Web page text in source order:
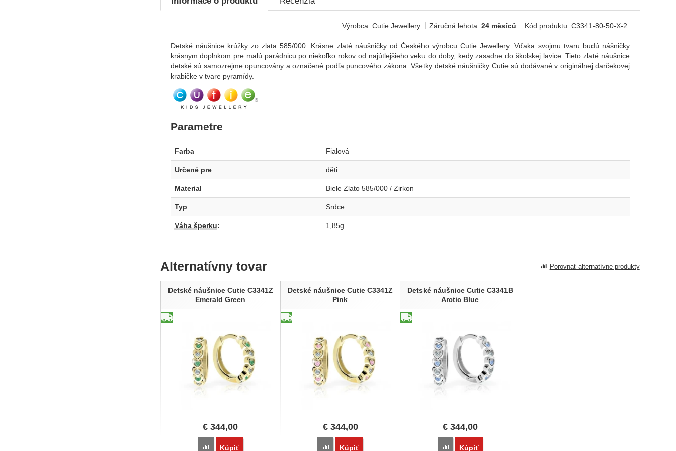
Výrobca: Cutie Jewellery Záručná lehota: 24 měsíců Kód produktu: C3341-80-50-X-2
Detské náušnice krúžky zo zlata 585/000. Krásne zlaté náušničky od Českého výrobcu Cutie Jewellery. Vďaka svojmu tvaru budú nášničky
krásnym doplnkom pre malú parádnicu po niekoľko rokov od najútlejšieho veku do doby, kedy zasadne do školskej lavice. Tieto zlaté náušnice
detské sú samozrejme opuncovány a označené podľa puncového zákona. Všetky detské náušničky Cutie sú dodávané v originálnej darčekovej
krabičke v tvare pyramídy.
Parametre
Farba Fialová
Určené pre děti
Material Biele Zlato 585/000 / Zirkon
Typ Srdce
Váha šperku: 1,85g
Alternatívny tovar Porovnať alternatívne produkty
Detské náušnice Cutie C3341Z
Emerald Green
€ 344,00
Porovnať
Kúpiť
Detské náušnice Cutie C3341Z
Pink
€344,00
Porovnať
Kúpiť
Detské náušnice Cutie C3341B
Arctic Blue
€344,00
Porovnať
Kúpiť